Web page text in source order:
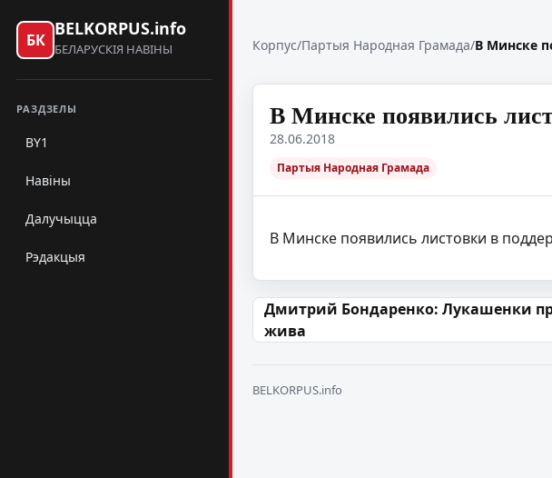
БК
BELKORPUS.info
БЕЛАРУСКІЯ НАВІНЫ
РАЗДЗЕЛЫ
BY1
Навіны
Далучыцца
Рэдакцыя
Корпус/Партыя Народная Грамада/В Минске
В Минске появились
28.06.2018
Партыя Народная Грамада
В Минске появились листовки в
Навігацыя па запісах
Дмитрий Бондаренко: Лукашенки
жива
BELKORPUS.info